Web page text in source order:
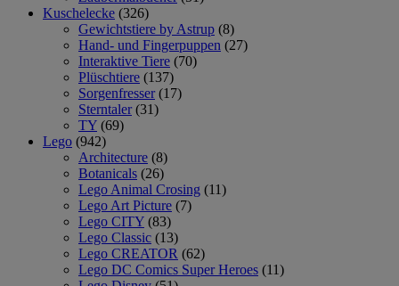
Kuschelecke (326)
Gewichtstiere by Astrup (8)
Hand- und Fingerpuppen (27)
Interaktive Tiere (70)
Plüschtiere (137)
Sorgenfresser (17)
Sterntaler (31)
TY (69)
Lego (942)
Architecture (8)
Botanicals (26)
Lego Animal Crosing (11)
Lego Art Picture (7)
Lego CITY (83)
Lego Classic (13)
Lego CREATOR (62)
Lego DC Comics Super Heroes (11)